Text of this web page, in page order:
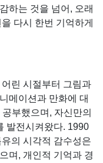
하는 것을 넘어, 오래
다시 한번 기억하게
린 시절부터 그림과
메이션과 만화에 대
부했으며, 자신만의
발전시켜왔다. 1990
의 시각적 감수성은
며, 개인적 기억과 경